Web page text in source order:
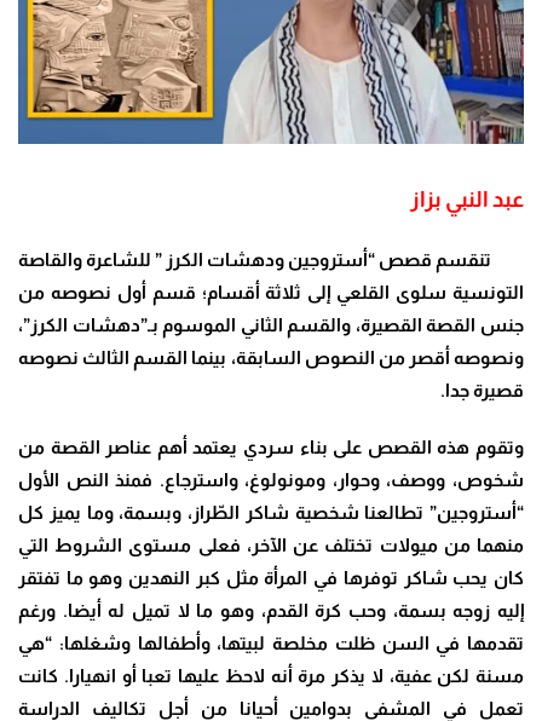
عبد النبي بزاز
تنقسم قصص “أستروجين ودهشات الكرز ” للشاعرة والقاصة
التونسية سلوى القلعي إلى ثلاثة أقسام؛ قسم أول نصوصه من
جنس القصة القصيرة، والقسم الثاني الموسوم بـ”دهشات الكرز”،
ونصوصه أقصر من النصوص السابقة، بينما القسم الثالث نصوصه
قصيرة جدا.
وتقوم هذه القصص على بناء سردي يعتمد أهم عناصر القصة من
شخوص، ووصف، وحوار، ومونولوغ، واسترجاع. فمنذ النص الأول
“أستروجين” تطالعنا شخصية شاكر الطّراز، وبسمة، وما يميز كل
منهما من ميولات تختلف عن الآخر، فعلى مستوى الشروط التي
كان يحب شاكر توفرها في المرأة مثل كبر النهدين وهو ما تفتقر
إليه زوجه بسمة، وحب كرة القدم، وهو ما لا تميل له أيضا. ورغم
تقدمها في السن ظلت مخلصة لبيتها، وأطفالها وشغلها: “هي
مسنة لكن عفية، لا يذكر مرة أنه لاحظ عليها تعبا أو انهيارا. كانت
تعمل في المشفى بدوامين أحيانا من أجل تكاليف الدراسة